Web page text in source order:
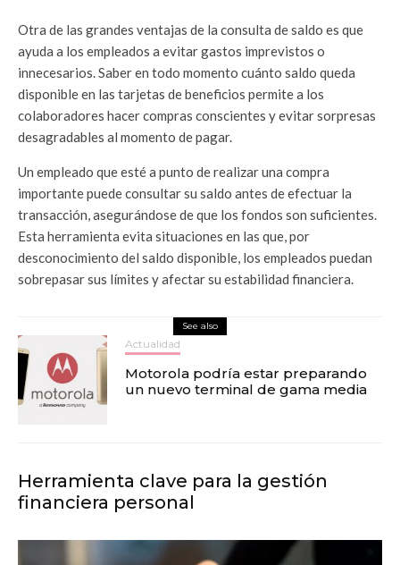
Otra de las grandes ventajas de la consulta de saldo es que
ayuda a los empleados a evitar gastos imprevistos o
innecesarios. Saber en todo momento cuánto saldo queda
disponible en las tarjetas de beneficios permite a los
colaboradores hacer compras conscientes y evitar sorpresas
desagradables al momento de pagar.
Un empleado que esté a punto de realizar una compra
importante puede consultar su saldo antes de efectuar la
transacción, asegurándose de que los fondos son suficientes.
Esta herramienta evita situaciones en las que, por
desconocimiento del saldo disponible, los empleados puedan
sobrepasar sus límites y afectar su estabilidad financiera.
See also
Actualidad
Motorola podría estar preparando
un nuevo terminal de gama media
Herramienta clave para la gestión
financiera personal